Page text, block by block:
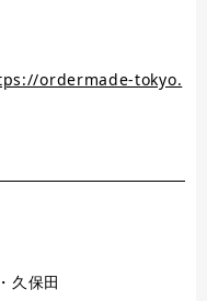
ordermade-tokyo.
久保田